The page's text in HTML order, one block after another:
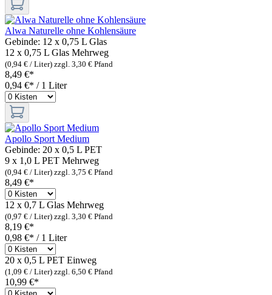
Alwa Naturelle ohne Kohlensäure
Gebinde: 12 x 0,75 L Glas
12 x 0,75 L Glas Mehrweg
(0,94 € / Liter) zzgl. 3,30 € Pfand
8,49 €*
0,94 €* / 1 Liter
Apollo Sport Medium
Gebinde: 20 x 0,5 L PET
9 x 1,0 L PET Mehrweg
(0,94 € / Liter) zzgl. 3,75 € Pfand
8,49 €*
12 x 0,7 L Glas Mehrweg
(0,97 € / Liter) zzgl. 3,30 € Pfand
8,19 €*
0,98 €* / 1 Liter
20 x 0,5 L PET Einweg
(1,09 € / Liter) zzgl. 6,50 € Pfand
10,99 €*